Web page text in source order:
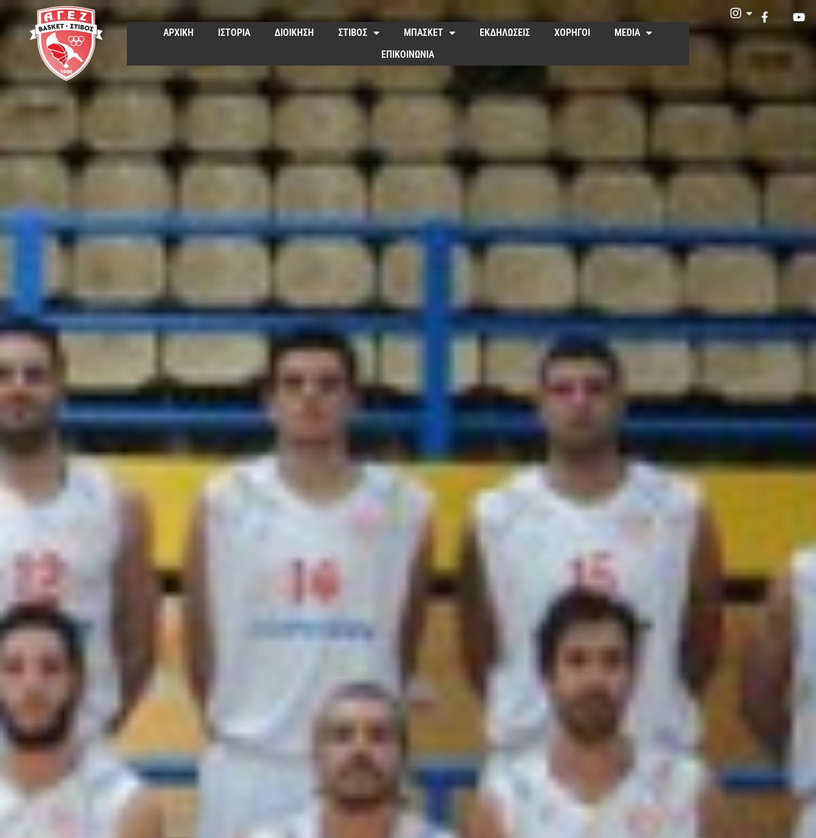
ΑΡΧΙΚΗ ΙΣΤΟΡΙΑ ΔΙΟΙΚΗΣΗ ΣΤΙΒΟΣ ΜΠΑΣΚΕΤ ΕΚΔΗΛΩΣΕΙΣ ΧΟΡΗΓΟΙ
MEDIA
ΕΠΙΚΟΙΝΩΝΙΑ